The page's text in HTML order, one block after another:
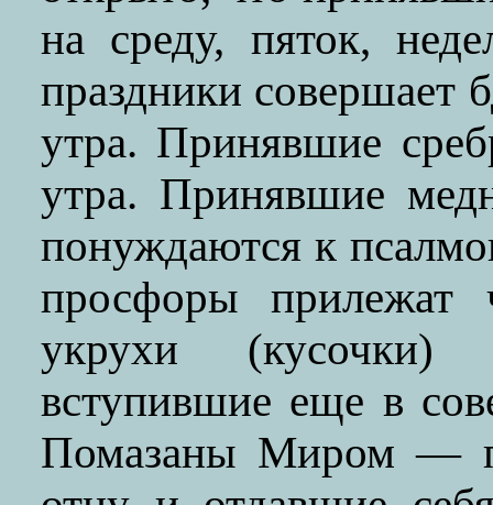
на среду, пяток,
праздники совершает
утра. Принявшие
утра. Принявшие
понуждаются к
просфоры прилежат
укрухи
вступившие еще в
Помазаны Миром —